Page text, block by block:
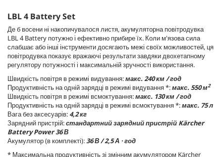
LBL 4 Battery Set
Де б восени ні накопичувалося листя, акумуляторна повітродувка
LBL 4 Battery потужно і ефективно прибире їх. Коли м'язова сила
слабшає або інші інструменти досягають межі своїх можливостей, ця
повітродувка показує вражаючі результати завдяки двохетапному
регулятору потужності і максимальній зручності використання.
Швидкість повітря в режимі видування:макс. 240 км / год
Продуктивність на одній зарядці в режимі видування *:макс. 550 м2
Швидкість повітря в режимі всмоктування:макс. 130 км / год
Продуктивність на одній зарядці в режимі всмоктування *:макс. 75 л
Вага без аксесуарів:4,2 кг
Зарядний пристрій:стандартний зарядний пристрій Kärcher
Battery Power 36 В
Акумулятор (в комплекті):36 В / 2,5 А · год
* Максимальна продуктивність зі змінним акумулятором Kärcher